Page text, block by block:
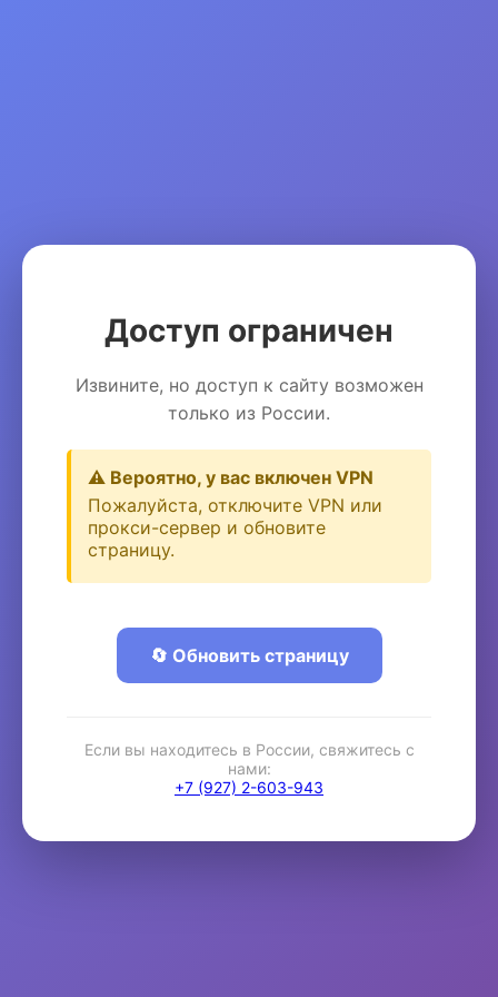
Доступ ограничен
Извините, но доступ к сайту возможен
только из России.
⚠️ Вероятно, у вас включен VPN
Пожалуйста, отключите VPN или
прокси-сервер и обновите
страницу.
🔄 Обновить страницу
Если вы находитесь в России, свяжитесь с
нами:
+7 (927) 2-603-943